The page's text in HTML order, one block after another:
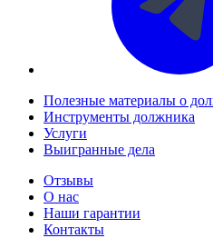
Полезные материалы о
Инструменты должника
Услуги
Выигранные дела
Отзывы
О нас
Наши гарантии
Контакты